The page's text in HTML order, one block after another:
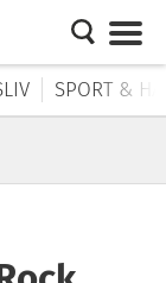
SPORT &